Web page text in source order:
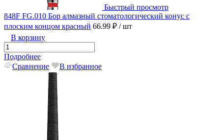
Быстрый просмотр
848F FG.010 Бор алмазный стоматологический конус с
плоским концом красный 66.99 ₽ / шт
В корзину
Подробнее
Сравнение
В избранное